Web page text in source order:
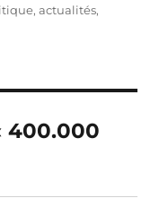
actualités,
400.000